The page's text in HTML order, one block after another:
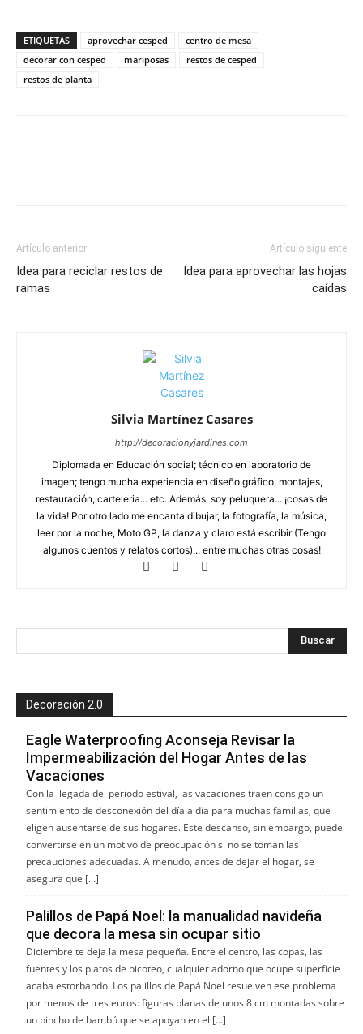
ETIQUETAS aprovechar cesped
centro de mesa
decorar con cesped
mariposas
restos de cesped
restos de planta
Artículo anterior
Idea para reciclar restos de
ramas
Artículo siguiente
Idea para aprovechar las hojas
caídas
Silvia Martínez Casares
http://decoracionyjardines.com
Diplomada en Educación social; técnico en laboratorio de
imagen; tengo mucha experiencia en diseño gráfico, montajes,
restauración, carteleria... etc. Además, soy peluquera... ¡cosas de
la vida! Por otro lado me encanta dibujar, la fotografía, la música,
leer por la noche, Moto GP, la danza y claro está escribir (Tengo
algunos cuentos y relatos cortos)... entre muchas otras cosas!
Decoración 2.0
Eagle Waterproofing Aconseja Revisar la
Impermeabilización del Hogar Antes de las
Vacaciones
Con la llegada del periodo estival, las vacaciones traen consigo un
sentimiento de desconexión del día a día para muchas familias, que
eligen ausentarse de sus hogares. Este descanso, sin embargo, puede
convertirse en un motivo de preocupación si no se toman las
precauciones adecuadas. A menudo, antes de dejar el hogar, se
asegura que […]
Palillos de Papá Noel: la manualidad navideña
que decora la mesa sin ocupar sitio
Diciembre te deja la mesa pequeña. Entre el centro, las copas, las
fuentes y los platos de picoteo, cualquier adorno que ocupe superficie
acaba estorbando. Los palillos de Papá Noel resuelven ese problema
por menos de tres euros: figuras planas de unos 8 cm montadas sobre
un pincho de bambú que se apoyan en el […]